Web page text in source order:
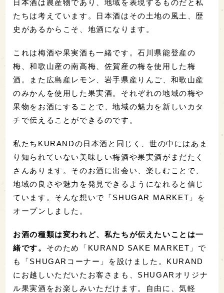
日本酒は農産物であり、地域を表現するものだと私
たちは考えています。日本酒はその土地の風土、歴
史があるからこそ、地酒になります。
これは梅酒や果実酒も一緒です。石川県能登産の
梅、和歌山産の南高梅、佐賀産の梅を使用した梅
酒。また広島産レモン、岩手県産りんご、和歌山産
のみかんを使用した果実酒。それぞれの地域の梅や
果物をお酒にすることで、地域の魅力を新しいカタ
チで伝えることができるのです。
私たちKURANDの日本酒と同じく、世の中にはあま
り知られていない美味しい梅酒や果実酒がまだたく
さんあります。そのお酒に出会い、楽しむことで、
地域の良さや魅力を発見できるようになれると信じ
ています。そんな想いで「SHUGAR MARKET」を
オープンしました。
お酒の種類は変われど、私たちが伝えたいことは一
緒です。 そのため「KURAND SAKE MARKET」で
も「SHUGARコーナー」を設けました。KURAND
にお越しいただいたお客さまも、SHUGARオリジナ
ル果実酒をお楽しみいただけます。自由に、気軽